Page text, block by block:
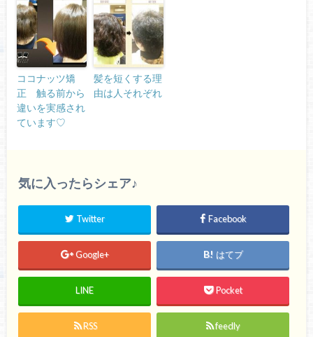
ココナッツ矯
正 触る前から
違いを実感され
ています♡
髪を短くする理
由は人それぞれ
気に入ったらシェア♪
Twitter Facebook
Google+ はてブ
LINE Pocket
RSS feedly